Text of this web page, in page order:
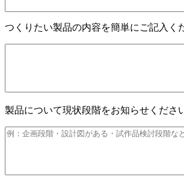
つくりたい製品の内容を簡単にご記入く
製品について現状段階をお知らせくださ